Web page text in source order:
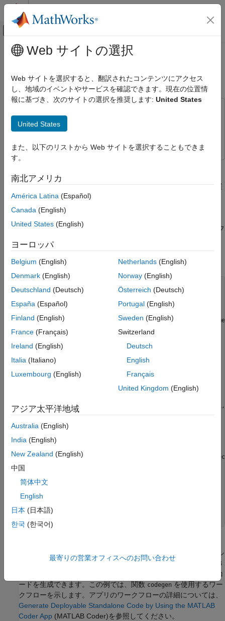
コンテンツへスキップ
オフキャンバス ナビゲーション メ
ドキュメンテーションのホーム
DSP System Toolbox
コード生成
項目一覧
コンパイラの設定
関数として分割
コード生成に適したコードの作成
スタンドアロン実行可能ファイルの生成
バイナリ ファイル データの読み取りと検証
他の開発環境へのコードの移動
参考
メインコンテンツ
MATLAB
コードからの C コードの
生成
DSP System Toolbox
System object から、高度に最適化された ANSI
コードを生成します。このコードを幅広いアプリケーションに展
開できます。
成の例から C コードを生成し、生成されたコードから実行可能フ
この例の MATLAB コードを以下に示します。
L = 1020;
Sineobject = dsp.SineWave(
'SamplesPerFrame',L,
'PhaseOffset'
'SampleRate',44100,'Frequency'
ift = dsp.IFFT(
'FFTImplementation' ,'FFTW',
rng(1);
for Iter = 1:numIter
    Input = Sinewave1 + 0.01*randn(size(Sinewave1));
    FFTCoeff = ft(Input);
    FFTCoeffMagSq = abs(FFTCoeff).^2;
    [FFTCoeffSorted, ind] = sort(((1/L)*FFTCoeffMagSq),1,
    CumFFTCoeffs = cumsum(FFTCoeffSorted);
    EnergyPercent = (CumFFTCoeffs/EnergyFreqDomain)*100;
    Vec = find(EnergyPercent > 99.99);
FFTCoeffsModified(ind(1:Vec(1))) =
end
max(abs(Input-ReconstrSignal))
hold on
plot(ReconstrSignal,
hold
off
す。また、コードをパッケージ化して、MATLAB がインストール
されていない他の開発環境に移動することもできます。
MATLAB
を使用してコ
ードを生成できます。この例では、関数 codegen を使用するワー
クフローを示します。アプリのワークフローの詳細については、
Generate Deployable Standalone Code by Using the MATLAB
Coder App (MATLAB Coder)を参照してください。
Web サイトの選択
Web サイトを選択すると、翻訳されたコンテンツにアクセス
し、地域のイベントやサービスを確認できます。現在の位置情
報に基づき、次のサイトの選択を推奨します: United States
United States
また、以下のリストから Web サイトを選択することもできま
す。
南北アメリカ
América Latina (Español)
Canada (English)
United States (English)
ヨーロッパ
Belgium (English)
Denmark (English)
Deutschland (Deutsch)
España (Español)
Finland (English)
France (Français)
Ireland (English)
Italia (Italiano)
Luxembourg (English)
Netherlands(English)
Norway(English)
Österreich (Deutsch)
Portugal(English)
Sweden (English)
Switzerland
Deutsch
English
Français
United Kingdom (English)
アジア太平洋地域
Australia (English)
India (English)
New Zealand (English)
中国
简体中文
English
日本 (日本語)
한국 (한국어)
最寄りの営業オフィスへのお問い合わせ